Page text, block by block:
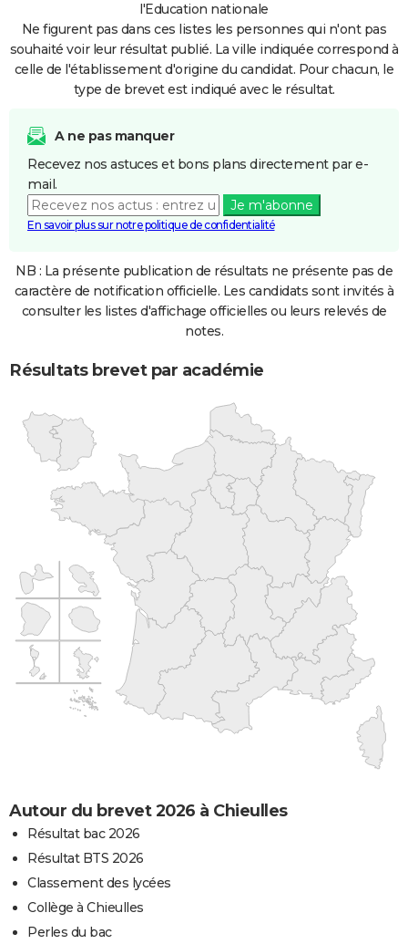
l'Education nationale
Ne figurent pas dans ces listes les personnes qui n'ont pas
souhaité voir leur résultat publié. La ville indiquée correspond à
celle de l'établissement d'origine du candidat. Pour chacun, le
type de brevet est indiqué avec le résultat.
A ne pas manquer
Recevez nos astuces et bons plans directement par e-
mail.
Je m'abonne
En savoir plus sur notre politique de confidentialité
NB : La présente publication de résultats ne présente pas de
caractère de notification officielle. Les candidats sont invités à
consulter les listes d'affichage officielles ou leurs relevés de
notes.
Résultats brevet par académie
Autour du brevet 2026 à Chieulles
Résultat bac 2026
Résultat BTS 2026
Classement des lycées
Collège à Chieulles
Perles du bac